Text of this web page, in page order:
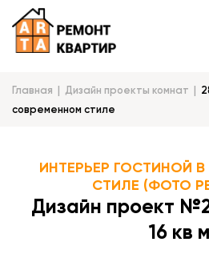
Главная Дизайн проекты комнат
современном стиле
ИНТЕРЬЕР ГОСТИНОЙ
СТИЛЕ (ФОТО
Дизайн проект
16 кв м